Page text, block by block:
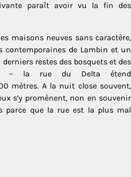
paraît avoir vu la fin des
maisons neuves sans caractère,
contemporaines de Lambin et un
restes des bosquets et des
– la rue du Delta étend
mètres. A la nuit close souvent,
s’y promènent, non en souvenir
parce que la rue est la plus mal